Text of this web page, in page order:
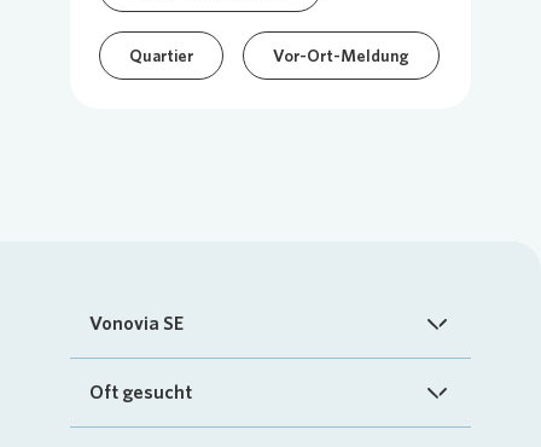
Quartier Vor-Ort-Meldung
Vonovia SE
Startseite
Oft gesucht